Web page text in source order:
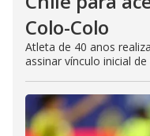
Colo-Colo
Atleta de 40 anos
assinar vínculo inicial